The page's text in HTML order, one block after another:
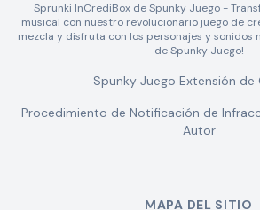
Sprunki InCrediBox de Spunky Juego -
musical con nuestro revolucionario juego de
mezcla y disfruta con los personajes y sonidos
de Spunky Juego!
Spunky Juego Extensión de
Procedimiento de Notificación de
Autor
MAPA DEL SITIO